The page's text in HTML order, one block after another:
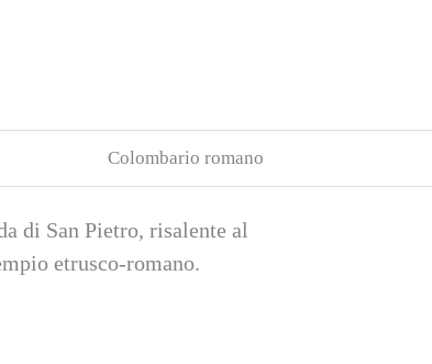
Colombario romano
di San Pietro, risalente al
etrusco-romano.